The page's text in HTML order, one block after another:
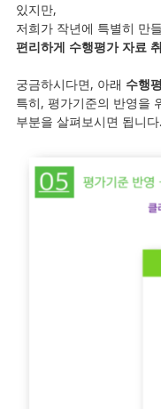
있지만,
저희가 작년에 특별히 만
편리하게 수행평가 자료
궁금하시다면, 아래 수행
특히, 평가기준의 반영을
부분을 살펴보시면 됩니다.